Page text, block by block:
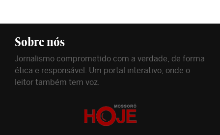
Sobre nós
Jornalismo comprometido com a verdade, de forma
ética e responsável. Um portal interativo, onde o
leitor também tem voz.